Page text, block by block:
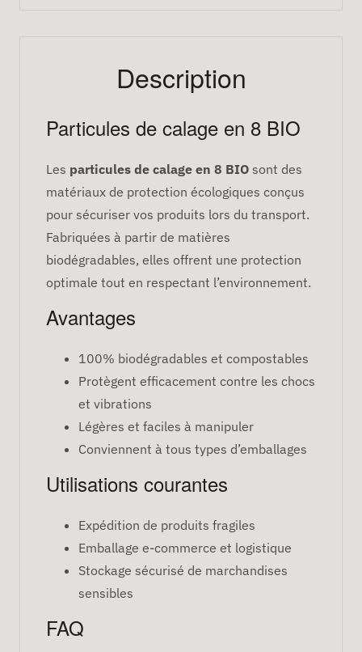
Description
Particules de calage en 8 BIO
Les particules de calage en 8 BIO sont des
matériaux de protection écologiques conçus
pour sécuriser vos produits lors du transport.
Fabriquées à partir de matières
biodégradables, elles offrent une protection
optimale tout en respectant l’environnement.
Avantages
100% biodégradables et compostables
Protègent efficacement contre les chocs
et vibrations
Légères et faciles à manipuler
Conviennent à tous types d’emballages
Utilisations courantes
Expédition de produits fragiles
Emballage e-commerce et logistique
Stockage sécurisé de marchandises
sensibles
FAQ